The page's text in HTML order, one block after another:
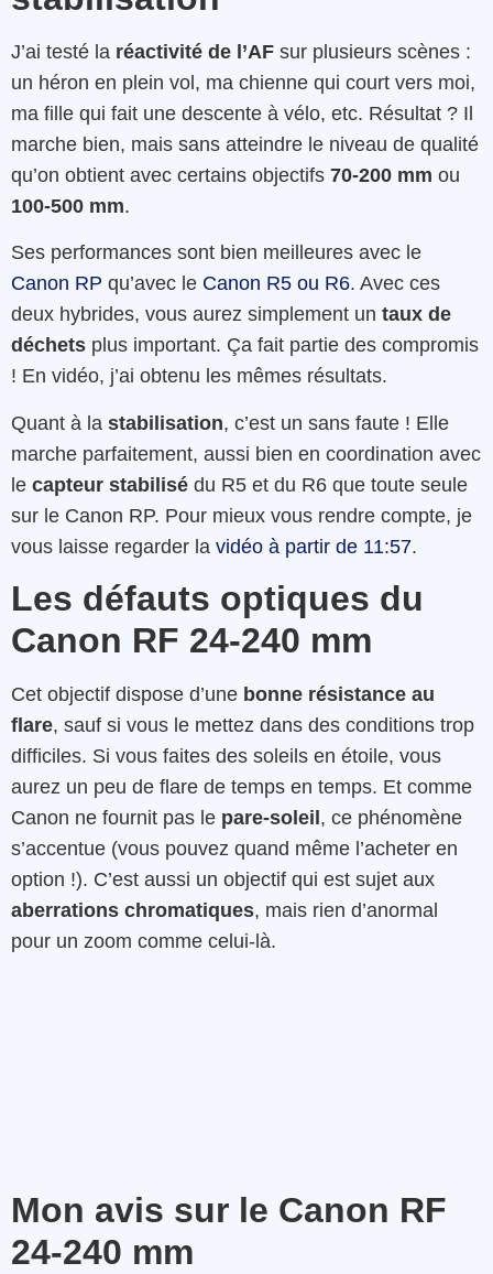
J’ai testé la réactivité de l’AF sur plusieurs scènes :
un héron en plein vol, ma chienne qui court vers moi,
ma fille qui fait une descente à vélo, etc. Résultat ? Il
marche bien, mais sans atteindre le niveau de qualité
qu’on obtient avec certains objectifs 70-200 mm ou
100-500 mm.
Ses performances sont bien meilleures avec le
Canon RP qu’avec le Canon R5 ou R6. Avec ces
deux hybrides, vous aurez simplement un taux de
déchets plus important. Ça fait partie des compromis
! En vidéo, j’ai obtenu les mêmes résultats.
Quant à la stabilisation, c’est un sans faute ! Elle
marche parfaitement, aussi bien en coordination avec
le capteur stabilisé du R5 et du R6 que toute seule
sur le Canon RP. Pour mieux vous rendre compte, je
vous laisse regarder la vidéo à partir de 11:57.
Les défauts optiques du
Canon RF 24-240 mm
Cet objectif dispose d’une bonne résistance au
flare, sauf si vous le mettez dans des conditions trop
difficiles. Si vous faites des soleils en étoile, vous
aurez un peu de flare de temps en temps. Et comme
Canon ne fournit pas le pare-soleil , ce phénomène
s’accentue (vous pouvez quand même l’acheter en
option !). C’est aussi un objectif qui est sujet aux
aberrations chromatiques, mais rien d’anormal
pour un zoom comme celui-là.
Mon avis sur le Canon RF
24-240 mm